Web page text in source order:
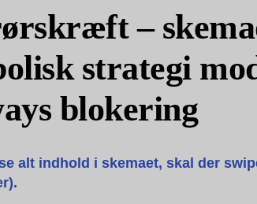
–
strategi
blokering
alt indhold i skemaet, skal der